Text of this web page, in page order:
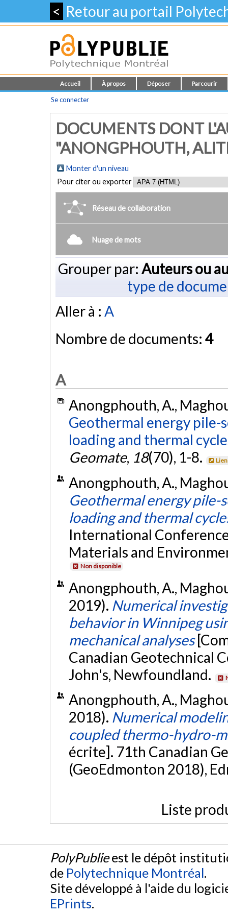
< Retour au portail
Accueil À propos Déposer Parcourir
Se connecter
DOCUMENTS DONT
"ANONGPHOUTH,
Monter d'un niveau
Pour citer ou exporter
Réseau de collaboration
Nuage de mots
Grouper par: Auteurs ou
type de
Aller à : A
Nombre de documents: 4
A
Anongphouth, A.,
Geothermal energy
loading and thermal
Geomate, 18(70), 1-8.
Anongphouth, A.,
Geothermal energy pile-
loading and thermal
International
Materials and
Non disponible
Anongphouth, A.,
2019). Numerical
behavior in Winnipeg
mechanical analyses
Canadian Geotechnical
John's, Newfoundland.
Anongphouth, A.,
2018). Numerical
coupled thermo-hydro-
écrite]. 71th Canadian
(GeoEdmonton 2018),
Liste
PolyPublieest le dépôt
de Polytechnique Montréal.
Site développé à l'aide du
EPrints.